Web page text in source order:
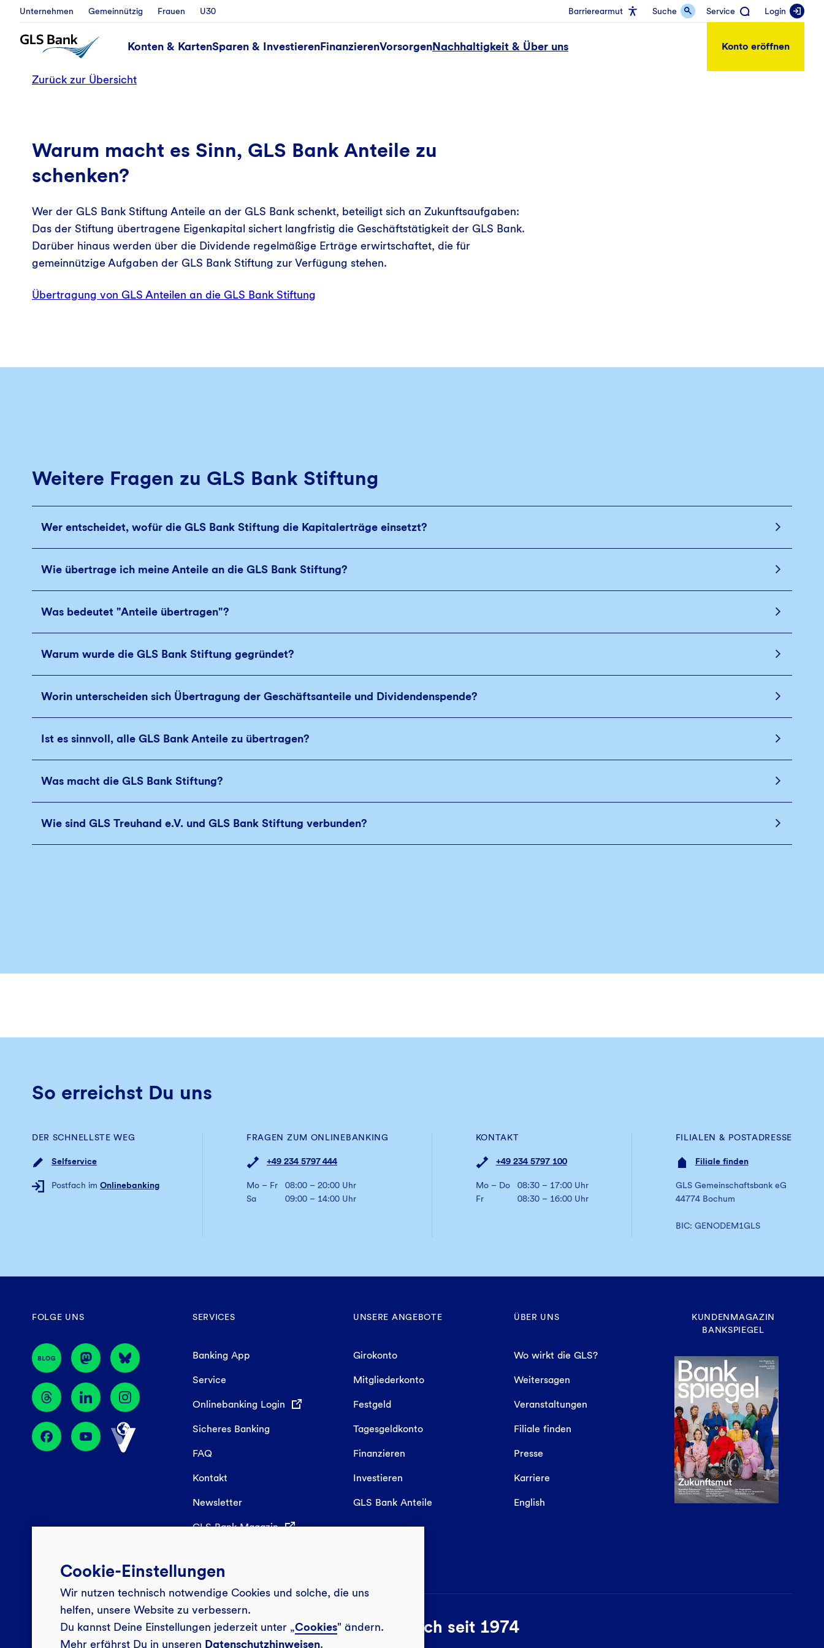
Unternehmen Gemeinnützig Frauen U30 Barrierearmut Suche Service Login
Konten & KartenSparen & InvestierenFinanzierenVorsorgenNachhaltigkeit & Über uns Konto eröffnen
Zurück zur Übersicht
Warum macht es Sinn, GLS Bank Anteile zu
schenken?
Wer der GLS Bank Stiftung Anteile an der GLS Bank schenkt, beteiligt sich an Zukunftsaufgaben:
Das der Stiftung übertragene Eigenkapital sichert langfristig die Geschäftstätigkeit der GLS Bank.
Darüber hinaus werden über die Dividende regelmäßige Erträge erwirtschaftet, die für
gemeinnützige Aufgaben der GLS Bank Stiftung zur Verfügung stehen.
Übertragung von GLS Anteilen an die GLS Bank Stiftung
Weitere Fragen zu GLS Bank Stiftung
Wer entscheidet, wofür die GLS Bank Stiftung die Kapitalerträge einsetzt?
Wie übertrage ich meine Anteile an die GLS Bank Stiftung?
Was bedeutet "Anteile übertragen"?
Warum wurde die GLS Bank Stiftung gegründet?
Worin unterscheiden sich Übertragung der Geschäftsanteile und Dividendenspende?
Ist es sinnvoll, alle GLS Bank Anteile zu übertragen?
Was macht die GLS Bank Stiftung?
Wie sind GLS Treuhand e.V. und GLS Bank Stiftung verbunden?
So erreichst Du uns
DER SCHNELLSTE WEG
Selfservice
Postfach im Onlinebanking
FRAGEN ZUM ONLINEBANKING
+49 234 5797 444
Mo – Fr
08:00 – 20:00 Uhr
Sa
09:00 – 14:00 Uhr
KONTAKT
+49 234 5797 100
Mo – Do
08:30 – 17:00 Uhr
Fr
08:30 – 16:00 Uhr
FILIALEN & POSTADRESSE
Filiale finden
GLS Gemeinschaftsbank eG
44774 Bochum
BIC: GENODEM1GLS
FOLGE UNS SERVICES
Banking App
Service
Onlinebanking Login
Sicheres Banking
FAQ
Kontakt
Newsletter
GLS Bank Magazin
UNSERE ANGEBOTE
Girokonto
Mitgliederkonto
Festgeld
Tagesgeldkonto
Finanzieren
Investieren
GLS Bank Anteile
ÜBER UNS
Wo wirkt die GLS?
Weitersagen
Veranstaltungen
Filiale finden
Presse
Karriere
English
KUNDENMAGAZIN
BANKSPIEGEL
Sozial-ökologisch seit 1974
Cookie-Einstellungen
Wir nutzen technisch notwendige Cookies und solche, die uns
helfen, unsere Website zu verbessern.
Du kannst Deine Einstellungen jederzeit unter „Cookies" ändern.
Mehr erfährst Du in unseren Datenschutzhinweisen.